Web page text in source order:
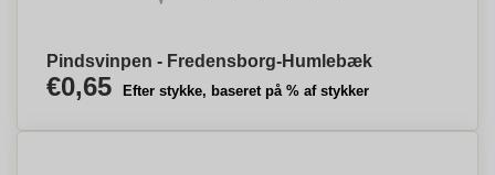
Pindsvinpen - Fredensborg-Humlebæk
€0,65 Efter stykke, baseret på % af stykker